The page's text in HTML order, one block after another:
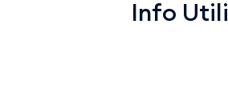
Info Utili